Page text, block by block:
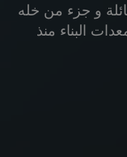
و جزء من خله
البناء منذ